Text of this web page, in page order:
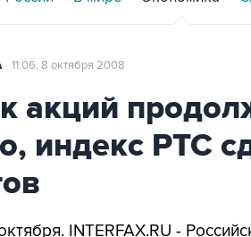
11:06, 8 октября 2008
акций
индекс РТС
INTERFAX.RU -